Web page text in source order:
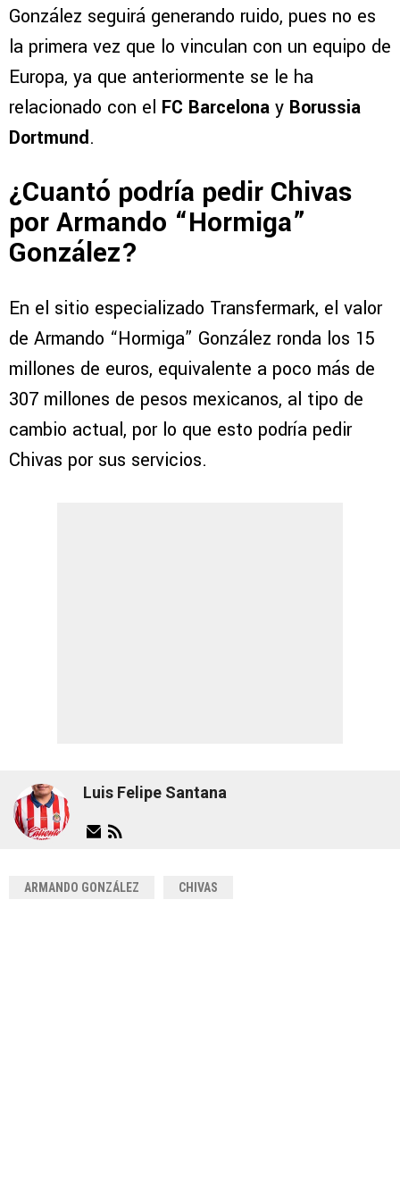
González seguirá generando ruido, pues no es
la primera vez que lo vinculan con un equipo de
Europa, ya que anteriormente se le ha
relacionado con el FC Barcelona y Borussia
Dortmund.
¿Cuantó podría pedir Chivas
por Armando “Hormiga”
González?
En el sitio especializado Transfermark, el valor
de Armando “Hormiga” González ronda los 15
millones de euros, equivalente a poco más de
307 millones de pesos mexicanos, al tipo de
cambio actual, por lo que esto podría pedir
Chivas por sus servicios.
Luis Felipe Santana
ARMANDO GONZÁLEZ CHIVAS